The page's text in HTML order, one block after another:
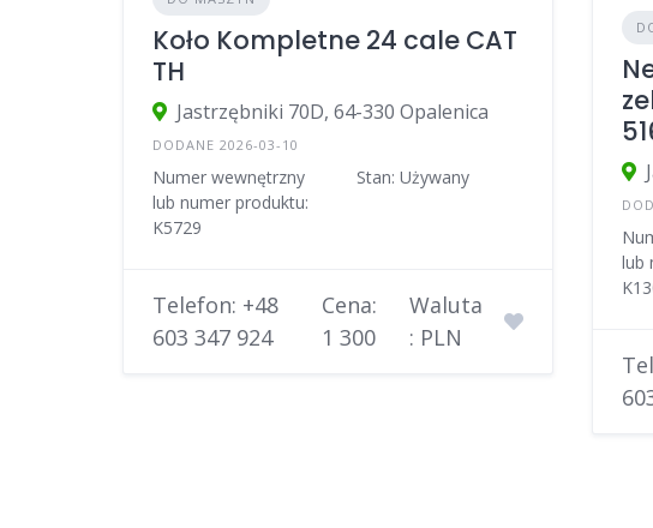
Koło Kompletne 24 cale CAT
TH
Jastrzębniki 70D, 64-330 Opalenica
DODANE 2026-03-10
Numer wewnętrzny
lub numer produktu:
K5729
Stan: Używany
Telefon: +48
603 347 924
Cena:
1 300
Waluta
: PLN
lub